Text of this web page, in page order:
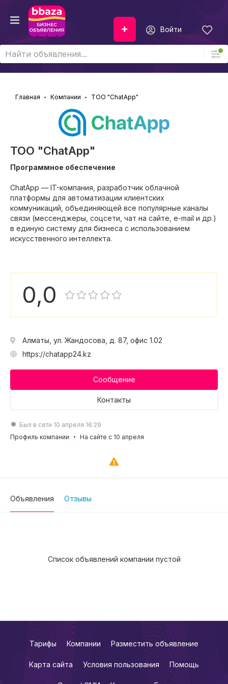
Войти
Главная Компании ТОО "ChatApp"
ТОО "ChatApp"
Программное обеспечение
ChatApp — IT-компания, разработчик облачной
платформы для автоматизации клиентских
коммуникаций, объединяющей все популярные каналы
связи (мессенджеры, соцсети, чат на сайте, e-mail и др.)
в единую систему для бизнеса с использованием
искусственного интеллекта.
0,0
Алматы, ул. Жандосова, д. 87, офис 1.02
https://chatapp24.kz
Сообщение
Контакты
Был в сети 10 апреля 16:29
Профиль компании
На сайте с 10 апреля
Объявления Отзывы
Список объявлений компании пустой
Тарифы Компании Разместить объявление
Карта сайта Условия пользования Помощь